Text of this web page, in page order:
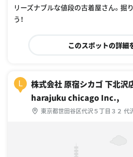
リーズナブルな値段の古着屋さん。掘
う！
このスポットの詳細
L
株式会社 原宿シカゴ 下北沢
harajuku chicago Inc.,
東京都世田谷区代沢５丁目３２ 代